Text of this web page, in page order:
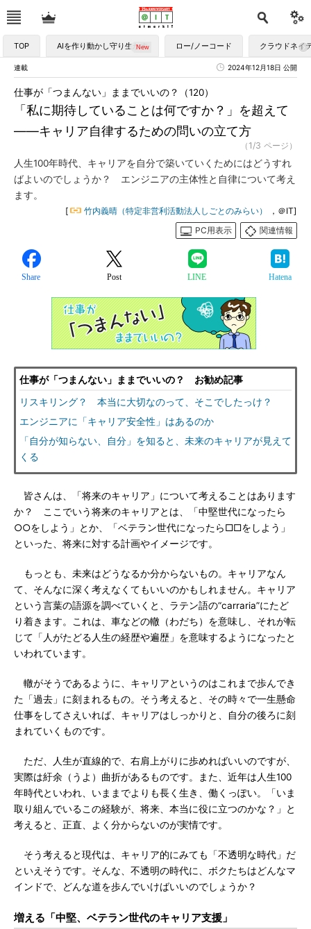
TOP AIを作り動かし守り生かす ロー/ノーコード クラウドネイ
連載 2024年12月18日 公開
「私に期待していることは何ですか？」を超えて
――キャリア自律するための問いの立て方
仕事が「つまんない」ままでいいの？（120）
（1/3 ページ）
人生100年時代、キャリアを自分で築いていくためにはどうすれ
ばよいのでしょうか？ エンジニアの主体性と自律について考え
ます。
[ 竹内義晴（特定非営利活動法人しごとのみらい）
，＠IT]
PC用表示
関連情報
Share Post LINE Hatena
仕事が「つまんない」ままでいいの？ お勧め記事
リスキリング？ 本当に大切なのって、そこでしたっけ？
エンジニアに「キャリア安全性」はあるのか
「自分が知らない、自分」を知ると、未来のキャリアが見えて
くる
皆さんは、「将来のキャリア」について考えることはあります
か？ ここでいう将来のキャリアとは、「中堅世代になったら
○○をしよう」とか、「ベテラン世代になったら□□をしよう」
といった、将来に対する計画やイメージです。
もっとも、未来はどうなるか分からないもの。キャリアなん
て、そんなに深く考えなくてもいいのかもしれません。キャリア
という言葉の語源を調べていくと、ラテン語の“carraria”にたど
り着きます。これは、車などの轍（わだち）を意味し、それが転
じて「人がたどる人生の経歴や遍歴」を意味するようになったと
いわれています。
轍がそうであるように、キャリアというのはこれまで歩んでき
た「過去」に刻まれるもの。そう考えると、その時々で一生懸命
仕事をしてさえいれば、キャリアはしっかりと、自分の後ろに刻
まれていくものです。
ただ、人生が直線的で、右肩上がりに歩めればいいのですが、
実際は紆余（うよ）曲折があるものです。また、近年は人生100
年時代といわれ、いままでよりも長く生き、働くっぽい。「いま
取り組んでいるこの経験が、将来、本当に役に立つのかな？」と
考えると、正直、よく分からないのが実情です。
そう考えると現代は、キャリア的にみても「不透明な時代」だ
といえそうです。そんな、不透明の時代に、ボクたちはどんなマ
インドで、どんな道を歩んでいけばいいのでしょうか？
増える「中堅、ベテラン世代のキャリア支援」